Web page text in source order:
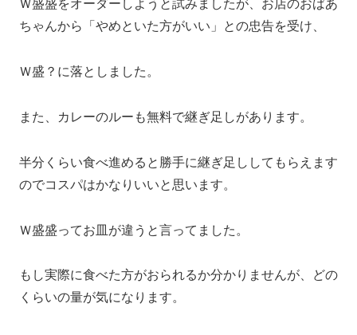
Ｗ盛盛をオーダーしようと試みましたが、お店のおばあ
ちゃんから「やめといた方がいい」との忠告を受け、
Ｗ盛？に落としました。
また、カレーのルーも無料で継ぎ足しがあります。
半分くらい食べ進めると勝手に継ぎ足ししてもらえます
のでコスパはかなりいいと思います。
Ｗ盛盛ってお皿が違うと言ってました。
もし実際に食べた方がおられるか分かりませんが、どの
くらいの量が気になります。